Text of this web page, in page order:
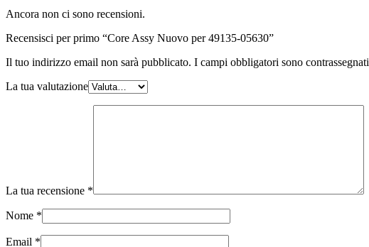
Ancora non ci sono recensioni.
Recensisci per primo “Core Assy Nuovo per 49135-05630”
Il tuo indirizzo email non sarà pubblicato. I campi obbligatori sono contrassegnati
La tua valutazione
La tua recensione *
Nome *
Email *